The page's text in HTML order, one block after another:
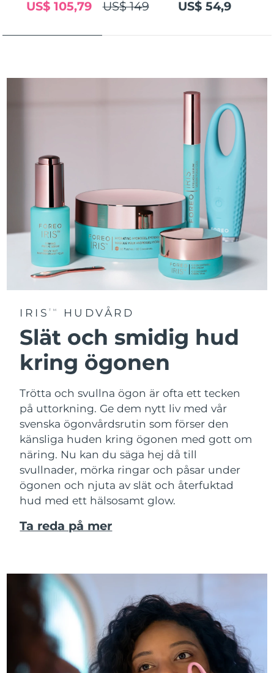
US$ 149
US$ 105,79 US$ 54,9
IRISTM HUDVÅRD
Slät och smidig hud
kring ögonen
Trötta och svullna ögon är ofta ett tecken
på uttorkning. Ge dem nytt liv med vår
svenska ögonvårdsrutin som förser den
känsliga huden kring ögonen med gott om
näring. Nu kan du säga hej då till
svullnader, mörka ringar och påsar under
ögonen och njuta av slät och återfuktad
hud med ett hälsosamt glow.
Ta reda på mer